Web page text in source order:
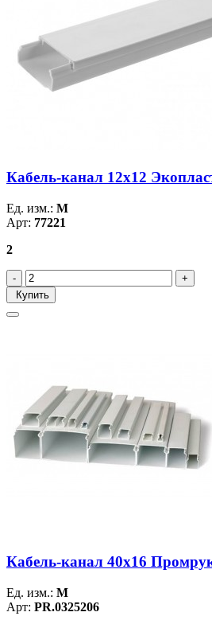
Кабель-канал 12х12
Ед. изм.: М
Арт: 77221
2
Купить
Кабель-канал 40х16
Ед. изм.: М
Арт: PR.0325206